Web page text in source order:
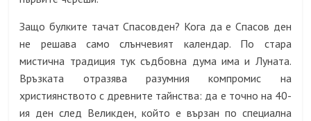
Защо булките тачат Спасовден? Кога да е Спасов ден
не решава само слънчевият календар. По стара
мистична традиция тук съдбовна дума има и Луната.
Връзката отразява разумния компромис на
християнството с древните тайнства: да е точно на 40-
ия ден след Великден, който е вързан по специална